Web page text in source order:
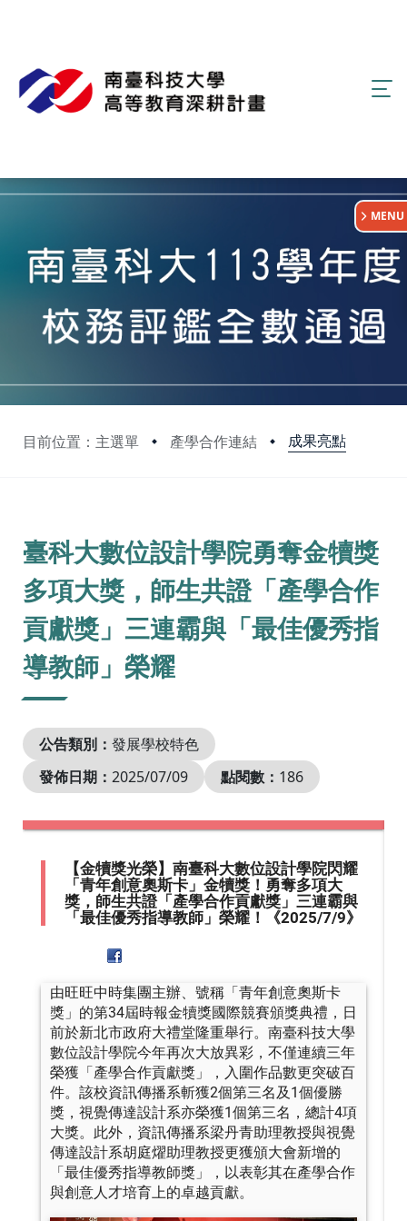
目前位置：主選單 產學合作連結 成果亮點
:::
MENU
臺科大數位設計學院勇奪金犢獎
多項大獎，師生共證「產學合作
貢獻獎」三連霸與「最佳優秀指
導教師」榮耀
公告類別： 發展學校特色
發佈日期： 2025/07/09 點閱數： 186